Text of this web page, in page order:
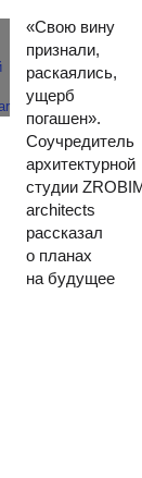
«Свою вину
признали,
раскаялись,
ущерб
погашен».
Соучредитель
архитектурной
студии
architects
рассказал
о планах
на будущее